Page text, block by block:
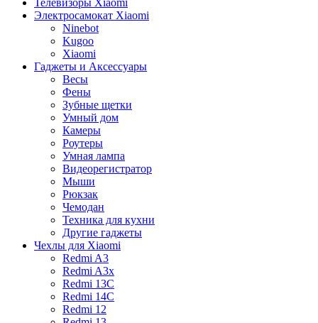
Телевизоры Xiaomi
Электросамокат Xiaomi
Ninebot
Kugoo
Xiaomi
Гаджеты и Аксессуары
Весы
Фены
Зубные щетки
Умный дом
Камеры
Роутеры
Умная лампа
Видеорегистратор
Мыши
Рюкзак
Чемодан
Техника для кухни
Другие гаджеты
Чехлы для Xiaomi
Redmi A3
Redmi A3x
Redmi 13C
Redmi 14C
Redmi 12